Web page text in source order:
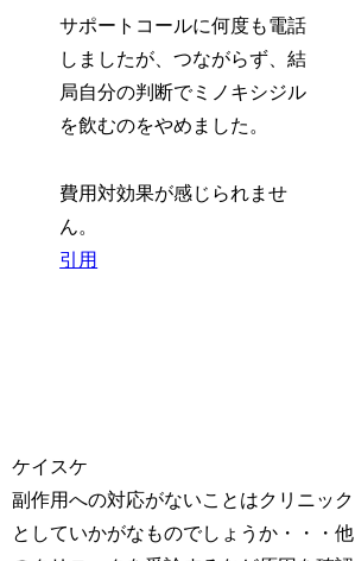
サポートコールに何度も電話
しましたが、つながらず、結
局自分の判断でミノキシジル
を飲むのをやめました。
費用対効果が感じられませ
ん。
引用
ケイスケ
副作用への対応がないことはクリニック
としていかがなものでしょうか・・・他